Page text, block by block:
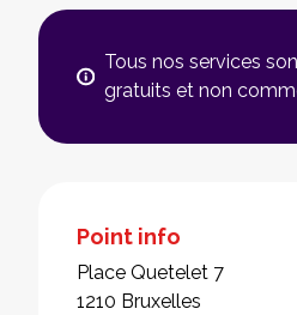
Tous nos services
gratuits et non
Point info
Place Quetelet 7
1210 Bruxelles